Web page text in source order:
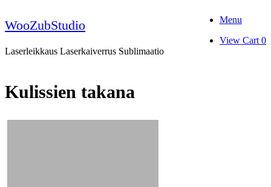
to
content
WooZubStudio
Laserleikkaus Laserkaiverrus Sublimaatio
Menu
View
View Cart 0
Kulissien takana